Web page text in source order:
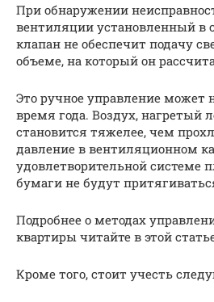
При обнаружении
вентиляции установленный в
клапан не обеспечит подачу
объеме, на который он
Это ручное управление может
время года. Воздух, нагретый
становится тяжелее, чем
давление в вентиляционном
удовлетворительной системе
бумаги не будут
Подробнее о методах
квартиры читайте в этой
Кроме того, стоит учесть